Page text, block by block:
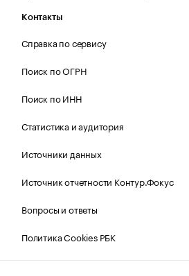
Контакты
Справка по сервису
Поиск по ОГРН
Поиск по ИНН
Статистика и аудитория
Источники данных
Источник отчетности Контур.Фокус
Вопросы и ответы
Политика Cookies РБК